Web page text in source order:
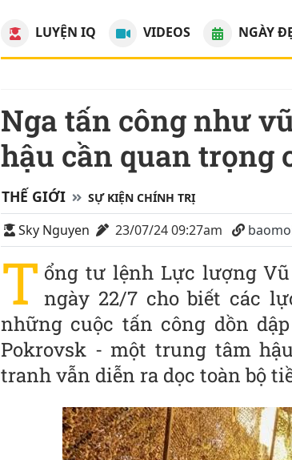
LUYỆN IQ VIDEOS NGÀY
Nga tấn công như vũ bão vào trung tâm
hậu cần quan trọng
THẾ GIỚI SỰ KIỆN CHÍNH TRỊ
Sky Nguyen
23/07/24 09:27am
T ổng tư lệnh Lực lượng
ngày 22/7 cho biết các
những cuộc tấn công dồn
Pokrovsk - một trung tâm
tranh vẫn diễn ra dọc toàn bộ